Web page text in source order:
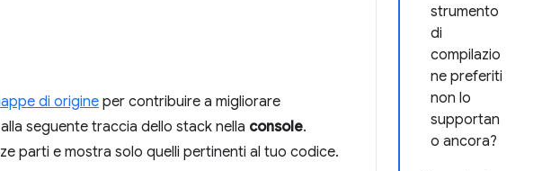
strumento
di
compilazio
ne preferiti
non lo
supportan
o ancora?
di origineper contribuire a migliorare
seguente traccia dello stack nella console.
parti e mostra solo quelli pertinenti al tuo codice.